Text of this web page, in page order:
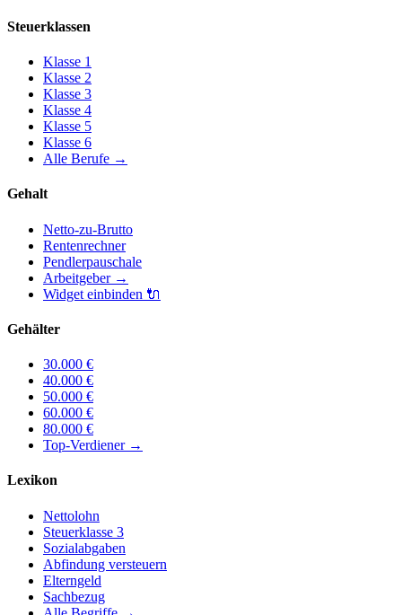
Steuerklassen
Klasse 1
Klasse 2
Klasse 3
Klasse 4
Klasse 5
Klasse 6
Alle Berufe →
Gehalt
Netto-zu-Brutto
Rentenrechner
Pendlerpauschale
Arbeitgeber→
Widget einbinden 🔌
Gehälter
30.000 €
40.000 €
50.000 €
60.000 €
80.000 €
Top-Verdiener→
Lexikon
Nettolohn
Steuerklasse 3
Sozialabgaben
Abfindung versteuern
Elterngeld
Sachbezug